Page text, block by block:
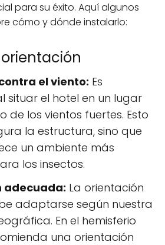
para su éxito. Aquí algunos
cómo y dónde instalarlo:
el viento: Es
situar el hotel en un lugar
de los vientos fuertes. Esto
la estructura, sino que
un ambiente más
los insectos.
adecuada: La orientación
adaptarse según nuestra
En el hemisferio
una orientación